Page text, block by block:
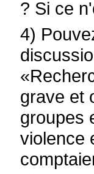
? Si ce
4)
grave et
groupes
violence